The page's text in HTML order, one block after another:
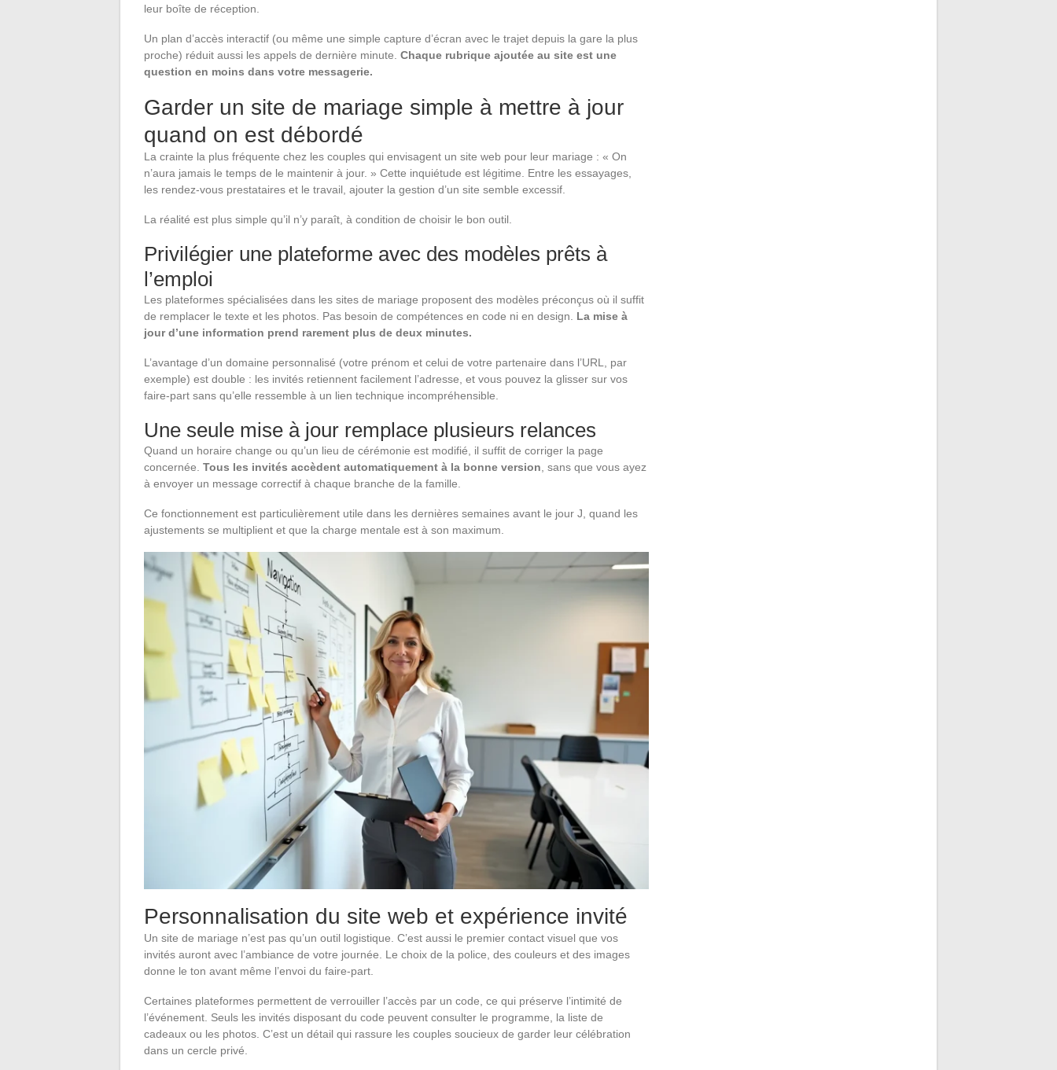
leur boîte de réception.
Un plan d’accès interactif (ou même une simple capture d’écran avec le trajet depuis la gare la plus
proche) réduit aussi les appels de dernière minute. Chaque rubrique ajoutée au site est une
question en moins dans votre messagerie.
Garder un site de mariage simple à mettre à jour
quand on est débordé
La crainte la plus fréquente chez les couples qui envisagent un site web pour leur mariage : « On
n’aura jamais le temps de le maintenir à jour. » Cette inquiétude est légitime. Entre les essayages,
les rendez-vous prestataires et le travail, ajouter la gestion d’un site semble excessif.
La réalité est plus simple qu’il n’y paraît, à condition de choisir le bon outil.
Privilégier une plateforme avec des modèles prêts à
l’emploi
Les plateformes spécialisées dans les sites de mariage proposent des modèles préconçus où il suffit
de remplacer le texte et les photos. Pas besoin de compétences en code ni en design. La mise à
jour d’une information prend rarement plus de deux minutes.
L’avantage d’un domaine personnalisé (votre prénom et celui de votre partenaire dans l’URL, par
exemple) est double : les invités retiennent facilement l’adresse, et vous pouvez la glisser sur vos
faire-part sans qu’elle ressemble à un lien technique incompréhensible.
Une seule mise à jour remplace plusieurs relances
Quand un horaire change ou qu’un lieu de cérémonie est modifié, il suffit de corriger la page
concernée. Tous les invités accèdent automatiquement à la bonne version, sans que vous ayez
à envoyer un message correctif à chaque branche de la famille.
Ce fonctionnement est particulièrement utile dans les dernières semaines avant le jour J, quand les
ajustements se multiplient et que la charge mentale est à son maximum.
Personnalisation du site web et expérience invité
Un site de mariage n’est pas qu’un outil logistique. C’est aussi le premier contact visuel que vos
invités auront avec l’ambiance de votre journée. Le choix de la police, des couleurs et des images
donne le ton avant même l’envoi du faire-part.
Certaines plateformes permettent de verrouiller l’accès par un code, ce qui préserve l’intimité de
l’événement. Seuls les invités disposant du code peuvent consulter le programme, la liste de
cadeaux ou les photos. C’est un détail qui rassure les couples soucieux de garder leur célébration
dans un cercle privé.